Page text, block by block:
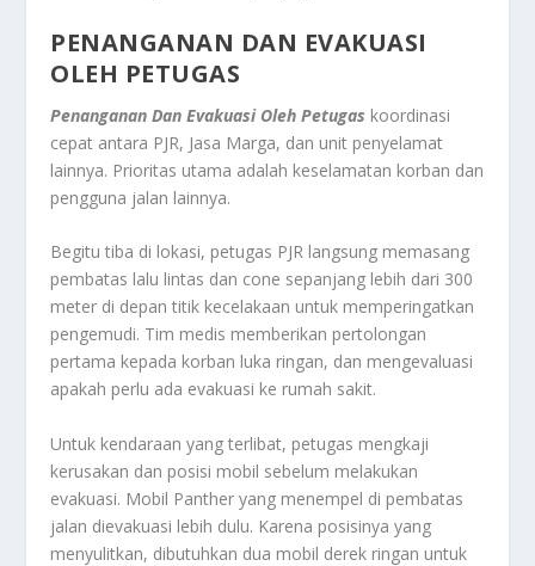
PENANGANAN DAN EVAKUASI
OLEH PETUGAS
Penanganan Dan Evakuasi Oleh Petugas koordinasi
cepat antara PJR, Jasa Marga, dan unit penyelamat
lainnya. Prioritas utama adalah keselamatan korban dan
pengguna jalan lainnya.
Begitu tiba di lokasi, petugas PJR langsung memasang
pembatas lalu lintas dan cone sepanjang lebih dari 300
meter di depan titik kecelakaan untuk memperingatkan
pengemudi. Tim medis memberikan pertolongan
pertama kepada korban luka ringan, dan mengevaluasi
apakah perlu ada evakuasi ke rumah sakit.
Untuk kendaraan yang terlibat, petugas mengkaji
kerusakan dan posisi mobil sebelum melakukan
evakuasi. Mobil Panther yang menempel di pembatas
jalan dievakuasi lebih dulu. Karena posisinya yang
menyulitkan, dibutuhkan dua mobil derek ringan untuk